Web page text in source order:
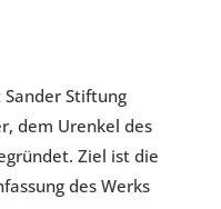
Stiftung
dem Urenkel des
Ziel ist die
des Werks